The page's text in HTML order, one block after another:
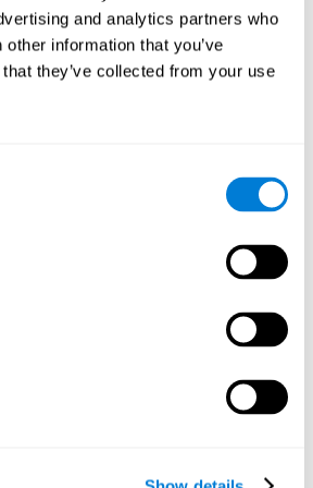
and analytics partners who
information that you’ve
they’ve collected from your use
正確舉辦商務或家庭會議是一項
要你的大腦激活與注意力、集中力、
應速度等相關的神經網絡和大腦功能。
認為能夠自然地放風箏，但如果沒有
strong>如果沒有讓我們能夠互相見面和
en el Trastorno Unipolar y Bipolar:
cognitivo. Frontiers in Human Neuroscience
and Cognitive Function among Older Adults
8(4): e61390. doi:10.1371/journal.pone.0061390 •
condiciones aleatorias entre adultos sanos.